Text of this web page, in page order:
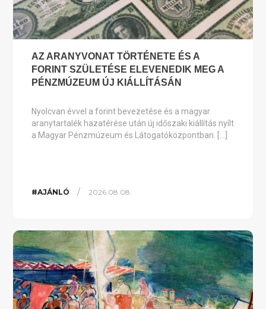
AZ ARANYVONAT TÖRTÉNETE ÉS A
FORINT SZÜLETÉSE ELEVENEDIK MEG A
PÉNZMÚZEUM ÚJ KIÁLLÍTÁSÁN
Nyolcvan évvel a forint bevezetése és a magyar
aranytartalék hazatérése után új időszaki kiállítás nyílt
a Magyar Pénzmúzeum és Látogatóközpontban. […]
#AJÁNLÓ / 2026.08.08.